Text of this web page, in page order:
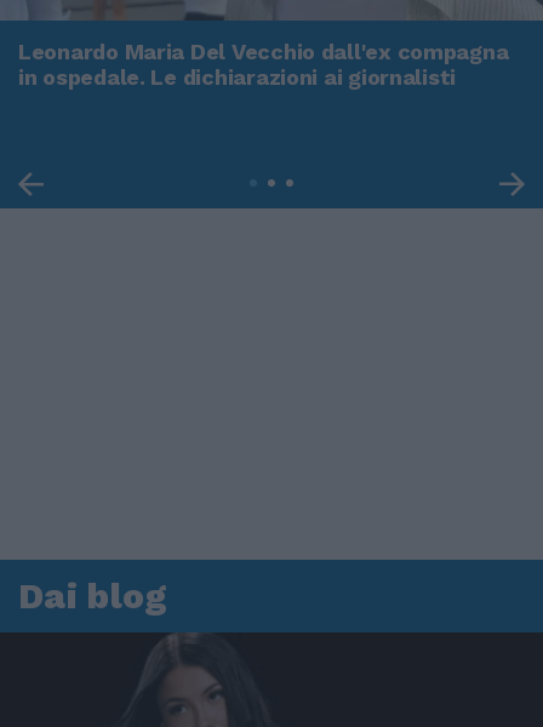
Leonardo Maria Del Vecchio dall'ex compagna
in ospedale. Le dichiarazioni ai giornalisti
Dai blog